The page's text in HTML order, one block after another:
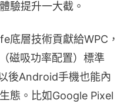
驗提升一大截。
底層技術貢獻給WPC，
磁吸功率配置）標準
後Android手機也能內
態。比如Google Pixel